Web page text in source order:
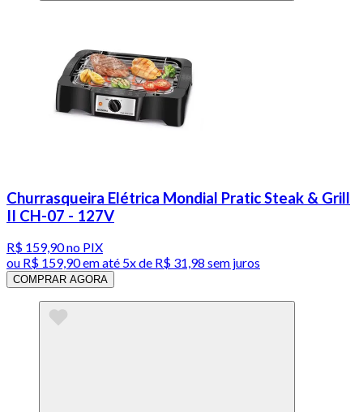
Churrasqueira Elétrica Mondial Pratic Steak & Grill
II CH-07 - 127V
R$ 159,90no PIX
ou R$ 159,90em até 5x de R$ 31,98 sem juros
COMPRAR AGORA